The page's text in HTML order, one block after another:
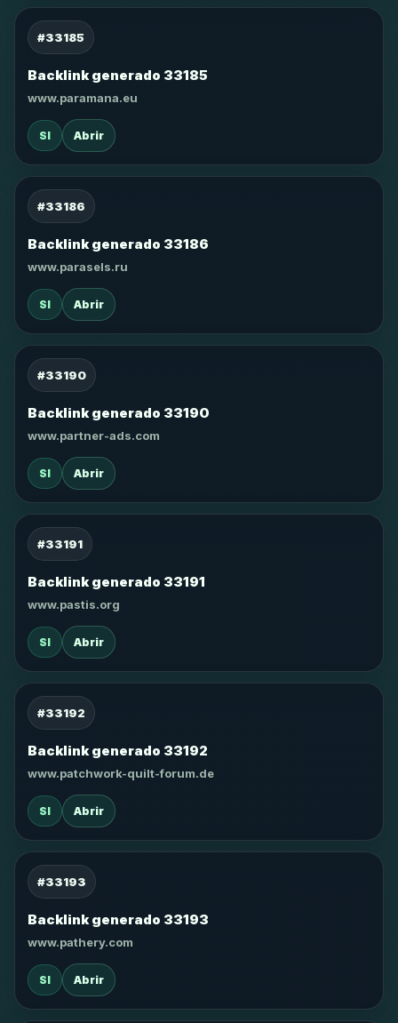
#33185
Backlink generado 33185
www.paramana.eu
SI Abrir
#33186
Backlink generado 33186
www.parasels.ru
SI Abrir
#33190
Backlink generado 33190
www.partner-ads.com
SI Abrir
#33191
Backlink generado 33191
www.pastis.org
SI Abrir
#33192
Backlink generado 33192
www.patchwork-quilt-forum.de
SI Abrir
#33193
Backlink generado 33193
www.pathery.com
SI Abrir